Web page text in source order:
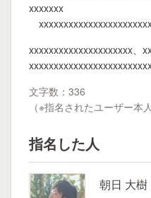
xxxxxxx
xxxxxxxxxxxxxxxxxxxxx、
文字数：336
（※指名されたユーザー本
指名した人
朝日 大樹